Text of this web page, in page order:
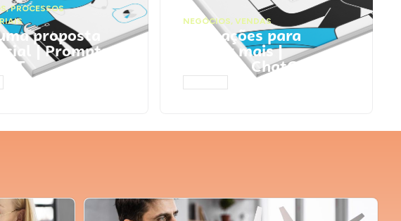
,PROCESSOS
proposta
| Prompts
NEGÓCIOS, VENDAS
Faça ações para
vender mais |
Prompts ChatGPT